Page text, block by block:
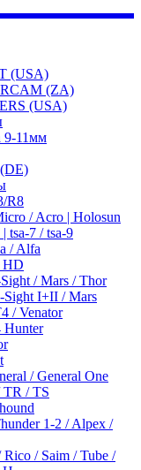
(USA)
(ZA)
(USA)
9-11мм
R8
/ Acro | Holosun
tsa-7 / tsa-9
/ Alfa
HD
/ Mars / Thor
I+II / Mars
/ Venator
Hunter
/ General One
TR / TS
1-2 / Alpex /
/ Saim / Tube /